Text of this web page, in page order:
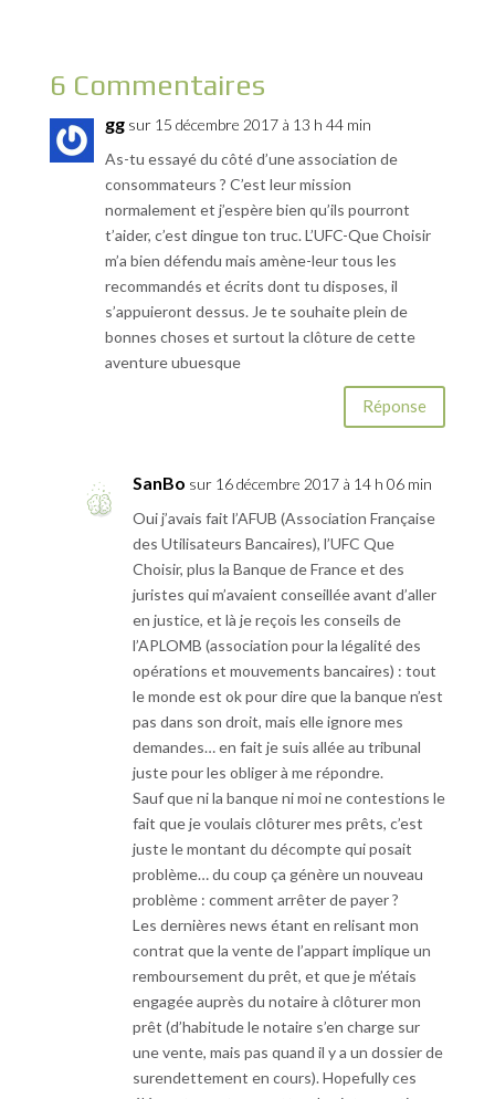
6 Commentaires
gg sur 15 décembre 2017 à 13 h 44 min
As-tu essayé du côté d’une association de
consommateurs ? C’est leur mission
normalement et j’espère bien qu’ils pourront
t’aider, c’est dingue ton truc. L’UFC-Que Choisir
m’a bien défendu mais amène-leur tous les
recommandés et écrits dont tu disposes, il
s’appuieront dessus. Je te souhaite plein de
bonnes choses et surtout la clôture de cette
aventure ubuesque
Réponse
SanBo sur 16 décembre 2017 à 14 h 06 min
Oui j’avais fait l’AFUB (Association Française
des Utilisateurs Bancaires), l’UFC Que
Choisir, plus la Banque de France et des
juristes qui m’avaient conseillée avant d’aller
en justice, et là je reçois les conseils de
l’APLOMB (association pour la légalité des
opérations et mouvements bancaires) : tout
le monde est ok pour dire que la banque n’est
pas dans son droit, mais elle ignore mes
demandes… en fait je suis allée au tribunal
juste pour les obliger à me répondre.
Sauf que ni la banque ni moi ne contestions le
fait que je voulais clôturer mes prêts, c’est
juste le montant du décompte qui posait
problème… du coup ça génère un nouveau
problème : comment arrêter de payer ?
Les dernières news étant en relisant mon
contrat que la vente de l’appart implique un
remboursement du prêt, et que je m’étais
engagée auprès du notaire à clôturer mon
prêt (d’habitude le notaire s’en charge sur
une vente, mais pas quand il y a un dossier de
surendettement en cours). Hopefully ces